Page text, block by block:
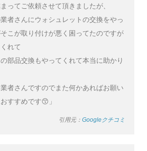
まってご依頼させて頂きましたが、
者さんにウォシュレットの交換をやっ
こが取り付けが悪く困ってたのですが
れて
部品交換もやってくれて本当に助かり
者さんですのでまた何かあればお願い
すすめです😙」
引用元： Googleクチコミ